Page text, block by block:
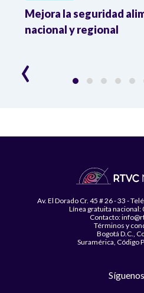
Mejora la seguridad
nacional y regional
‹
Av. El Dorado Cr. 45 # 26 - 33 -
Línea gratuita
Contacto:
Términos y
Bogotá D.C.,
Suramérica, Código